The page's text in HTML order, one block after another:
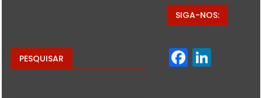
PESQUISAR
SIGA-NOS: